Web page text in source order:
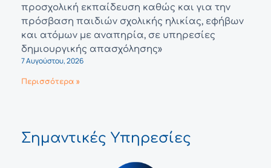
προσχολική εκπαίδευση καθώς και για την
πρόσβαση παιδιών σχολικής ηλικίας, εφήβων
και ατόμων με αναπηρία, σε υπηρεσίες
δημιουργικής απασχόλησης»
7 Αυγούστου, 2026
Περισσότερα »
Σημαντικές Υπηρεσίες